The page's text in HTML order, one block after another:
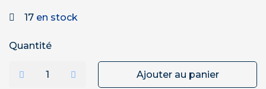
17 en stock
Quantité
Ajouter au panier